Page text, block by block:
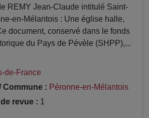
REMY Jean-Claude intitulé Saint-
en-Mélantois : Une église halle,
document, conservé dans le fonds
du Pays de Pévèle (SHPP),...
de-France
Commune : Péronne-en-Mélantois
revue : 1